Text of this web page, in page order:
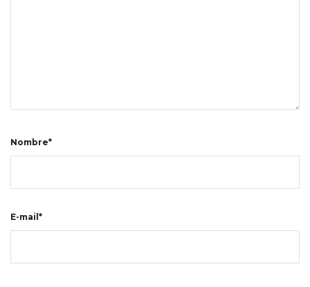
Nombre*
E-mail*